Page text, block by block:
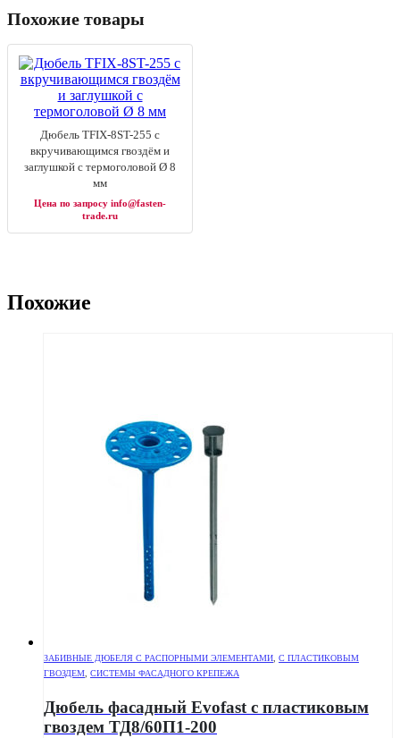
Похожие товары
Дюбель TFIX-8ST-255 с
вкручивающимся гвоздём и
заглушкой с термоголовой Ø 8
мм
Цена по запросу info@fasten-
trade.ru
Похожие
ЗАБИВНЫЕ ДЮБЕЛЯ С РАСПОРНЫМИ ЭЛЕМЕНТАМИ, С ПЛАСТИКОВЫМ
ГВОЗДЕМ, СИСТЕМЫ ФАСАДНОГО КРЕПЕЖА
Дюбель фасадный Evofast с пластиковым
гвоздем ТД8/60П1-200